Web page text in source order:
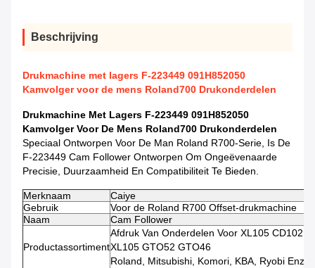
Beschrijving
Drukmachine met lagers F-223449 091H852050
Kamvolger voor de mens Roland700 Drukonderdelen
Drukmachine Met Lagers F-223449 091H852050
Kamvolger Voor De Mens Roland700 Drukonderdelen
Speciaal Ontworpen Voor De Man Roland R700-Serie, Is De
F-223449 Cam Follower Ontworpen Om Ongeëvenaarde
Precisie, Duurzaamheid En Compatibiliteit Te Bieden.
Merknaam
Caiye
Gebruik
Voor de Roland R700 Offset-drukmachine
Naam
Cam Follower
Productassortiment
Afdruk Van Onderdelen Voor XL105 CD102
XL105 GTO52 GTO46
Roland, Mitsubishi, Komori, KBA, Ryobi Enz.